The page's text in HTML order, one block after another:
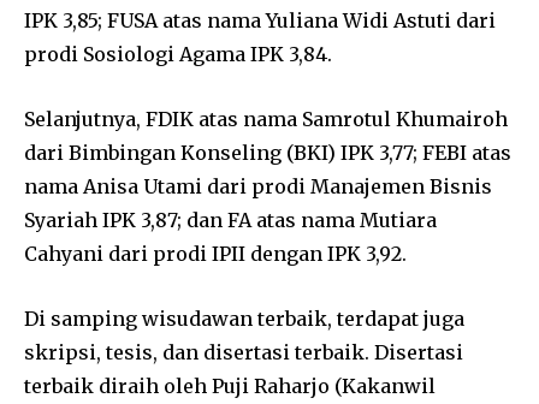
IPK 3,85; FUSA atas nama Yuliana Widi Astuti dari
prodi Sosiologi Agama IPK 3,84.
Selanjutnya, FDIK atas nama Samrotul Khumairoh
dari Bimbingan Konseling (BKI) IPK 3,77; FEBI atas
nama Anisa Utami dari prodi Manajemen Bisnis
Syariah IPK 3,87; dan FA atas nama Mutiara
Cahyani dari prodi IPII dengan IPK 3,92.
Di samping wisudawan terbaik, terdapat juga
skripsi, tesis, dan disertasi terbaik. Disertasi
terbaik diraih oleh Puji Raharjo (Kakanwil